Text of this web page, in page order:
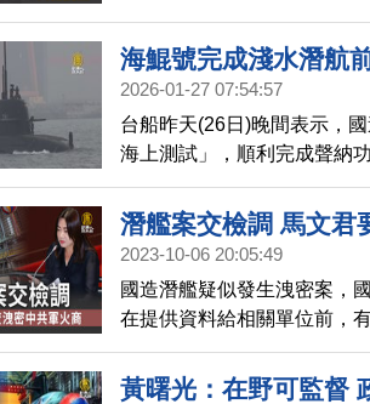
認洩密，並說在把相關音檔
次長房茂宏，確認過無機敏
否具有機敏性，一切就交由
海鯤號完成淺水潛航
2026-01-27 07:54:57
台船昨天(26日)晚間表示，
海上測試」，順利完成聲納
後續確認達到潛航安全條件
測。
潛艦案交檢調 馬文君
2023-10-06 20:05:49
國造潛艦疑似發生洩密案，
在提供資料給相關單位前，
長邱國正今天（6日）也證
調查。
黃曙光：在野可監督